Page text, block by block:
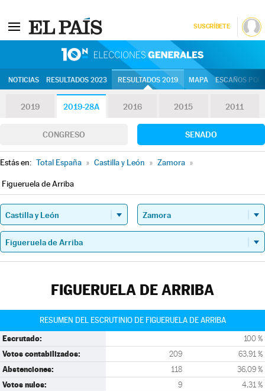
SUSCRÍBETE
NOTICIAS RESULTADOS 2023 RESULTADOS 2019 MAPA ESCAÑOS
2019 2019-28A 2016 2015 2011
CONGRESO SENADO
Estás en: Total España » Castilla y León » Zamora »
Figueruela de Arriba
FIGUERUELA DE ARRIBA
RESUMEN DEL ESCRUTINIO DE FIGUERUELA DE ARRIBA
Escrutado: 100 %
Votos contabilizados: 209 63,91 %
Abstenciones: 118 36,09 %
Votos nulos: 9 4,31 %